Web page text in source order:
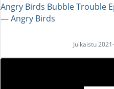
Angry Birds Bubble Trouble
― Angry Birds
Julkaistu